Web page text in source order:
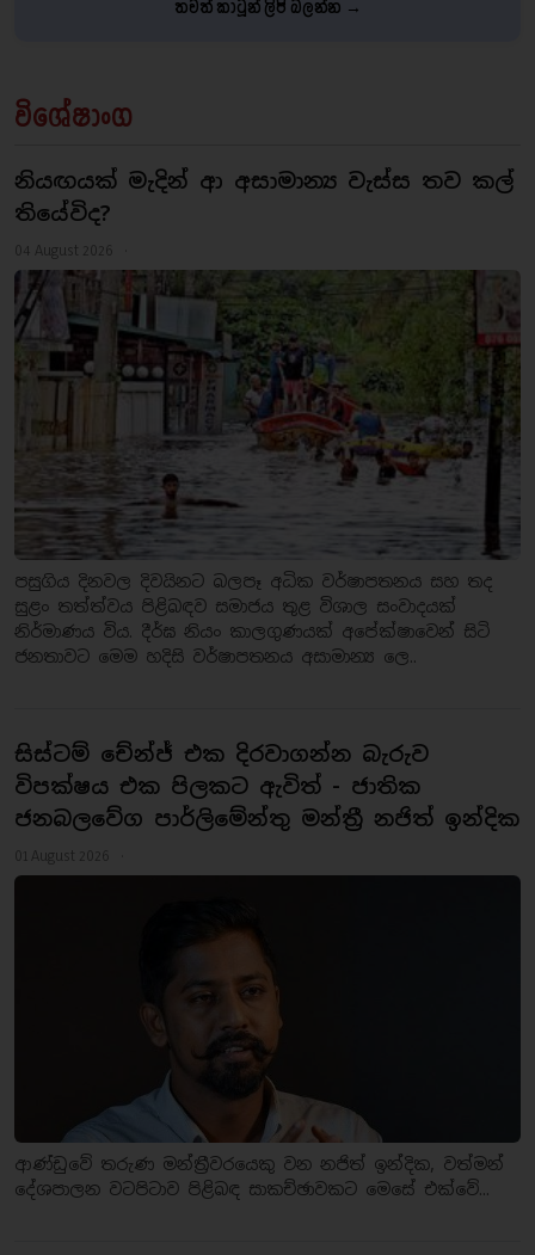
තවත් කාටූන් ලිපි බලන්න →
විශේෂාංග
නියඟයක් මැදින් ආ අසාමාන්‍ය වැස්ස තව කල්
තියේවිද?
04 August 2026 ·
​පසුගිය දිනවල දිවයිනට බලපෑ අධික වර්ෂාපතනය සහ තද
සුළං තත්ත්වය පිළිබඳව සමාජය තුළ විශාල සංවාදයක්
නිර්මාණය විය. දීර්ඝ නියං කාලගුණයක් අපේක්ෂාවෙන් සිටි
ජනතාවට මෙම හදිසි වර්ෂාපතනය අසාමාන්‍ය ලෙ..
සිස්ටම් චේන්ජ් එක දිරවාගන්න බැරුව
විපක්ෂය එක පිලකට ඇවිත් - ජාතික
ජනබලවේග පාර්ලිමේන්තු මන්ත්‍රී නජිත් ඉන්දික
01 August 2026 ·
ආණ්ඩුවේ තරුණ මන්ත්‍රීවරයෙකු වන නජිත් ඉන්දික, වත්මන්
දේශපාලන වටපිටාව පිළිබඳ සාකච්ඡාවකට මෙසේ එක්වේ...